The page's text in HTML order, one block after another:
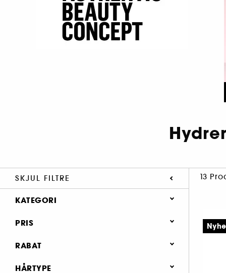
SKJUL FILTRE 13
KATEGORI
Hår
PRIS
RABAT
0 (12)
HÅRTYPE